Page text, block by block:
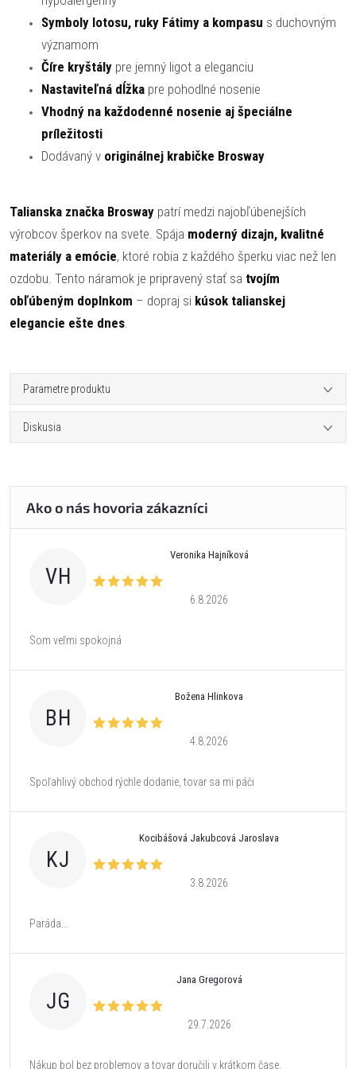
Symboly lotosu, ruky Fátimy a kompasu s duchovným
významom
Číre kryštály pre jemný ligot a eleganciu
Nastaviteľná dĺžka pre pohodlné nosenie
Vhodný na každodenné nosenie aj špeciálne
príležitosti
Dodávaný v originálnej krabičke Brosway
Talianska značka Brosway patrí medzi najobľúbenejších
výrobcov šperkov na svete. Spája moderný dizajn, kvalitné
materiály a emócie, ktoré robia z každého šperku viac než len
ozdobu. Tento náramok je pripravený stať sa tvojím
obľúbeným doplnkom – dopraj si kúsok talianskej
elegancie ešte dnes.
Parametre produktu
Diskusia
VH
Veronika Hajníková
6.8.2026
Som veľmi spokojná
BH
Božena Hlinkova
4.8.2026
Spoľahlivý obchod rýchle dodanie, tovar sa mi páči
KJ
Kocibášová Jakubcová Jaroslava
3.8.2026
Paráda...
JG
Jana Gregorová
29.7.2026
Nákup bol bez problemov a tovar doručili v krátkom čase.